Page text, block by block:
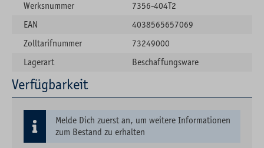
Werksnummer
7356-404T2
EAN
4038565657069
Zolltarifnummer
73249000
Lagerart
Beschaffungsware
Verfügbarkeit
Melde Dich zuerst an, um weitere Informationen
zum Bestand zu erhalten